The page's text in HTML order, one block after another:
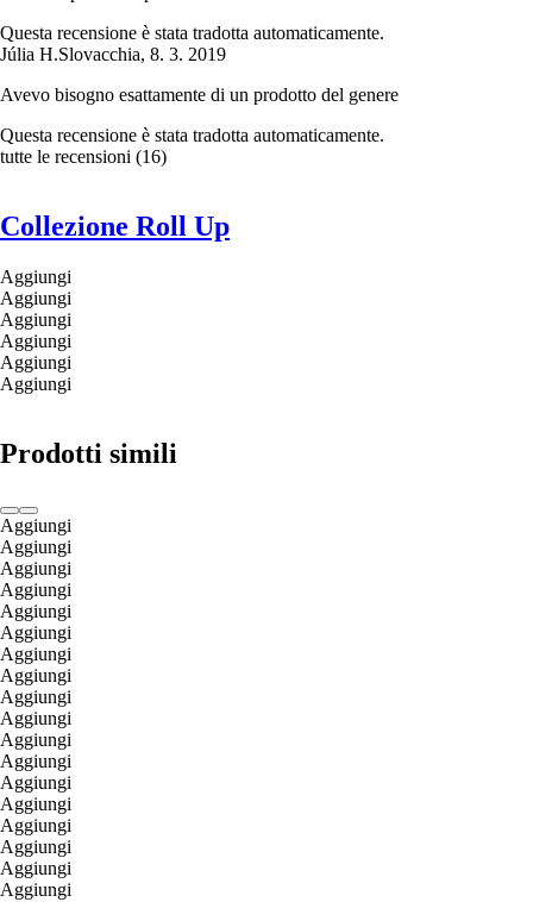
Questa recensione è stata tradotta automaticamente.
Júlia H.Slovacchia, 8. 3. 2019
Avevo bisogno esattamente di un prodotto del genere
Questa recensione è stata tradotta automaticamente.
tutte le recensioni (16)
Collezione Roll Up
Aggiungi
Aggiungi
Aggiungi
Aggiungi
Aggiungi
Aggiungi
Prodotti simili
Aggiungi
Aggiungi
Aggiungi
Aggiungi
Aggiungi
Aggiungi
Aggiungi
Aggiungi
Aggiungi
Aggiungi
Aggiungi
Aggiungi
Aggiungi
Aggiungi
Aggiungi
Aggiungi
Aggiungi
Aggiungi